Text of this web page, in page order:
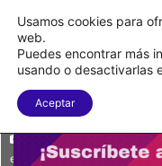
Menu
Oficinas Corporativas en
este sitio se concentran todas
Usamos cookies para
web.
Puedes encontrar más
usando o desactivarlas
Aceptar